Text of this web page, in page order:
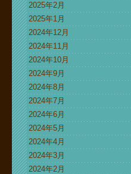
2025年2月
2025年1月
2024年12月
2024年11月
2024年10月
2024年9月
2024年8月
2024年7月
2024年6月
2024年5月
2024年4月
2024年3月
2024年2月